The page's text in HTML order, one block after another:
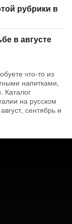
рубрики в
в августе
что-то из
напитками,
Каталог
на русском
сентябрь и